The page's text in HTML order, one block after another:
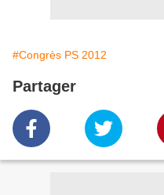
#Congrès PS 2012
Partager